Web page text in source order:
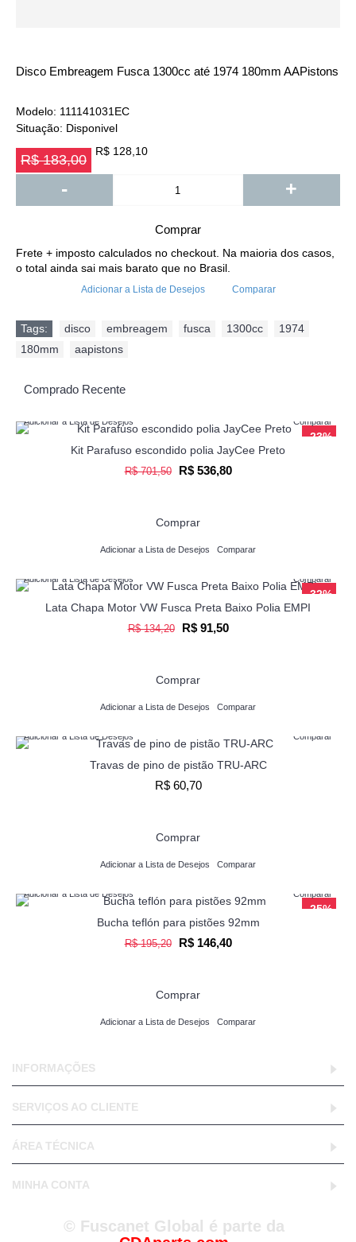
Disco Embreagem Fusca 1300cc até 1974 180mm AAPistons
Modelo: 111141031EC
Situação: Disponivel
R$ 183,00
R$ 128,10
- +
Comprar
Frete + imposto calculados no checkout. Na maioria dos casos,
o total ainda sai mais barato que no Brasil.
Adicionar a Lista de Desejos Comparar
Tags: disco embreagem fusca 1300cc 1974
180mm
aapistons
Comprado Recente
-23%
Adicionar a Lista de Desejos Comparar
Kit Parafuso escondido polia JayCee Preto
R$ 701,50 R$ 536,80
Comprar
Adicionar a Lista de Desejos Comparar
-32%
Adicionar a Lista de Desejos Comparar
Lata Chapa Motor VW Fusca Preta Baixo Polia EMPI
R$ 134,20 R$ 91,50
Comprar
Adicionar a Lista de Desejos Comparar
Adicionar a Lista de Desejos Comparar
Travas de pino de pistão TRU-ARC
R$ 60,70
Comprar
Adicionar a Lista de Desejos Comparar
-25%
Adicionar a Lista de Desejos Comparar
Bucha teflón para pistões 92mm
R$ 195,20 R$ 146,40
Comprar
Adicionar a Lista de Desejos Comparar
INFORMAÇÕES
SERVIÇOS AO CLIENTE
ÁREA TÉCNICA
MINHA CONTA
© Fuscanet Global é parte da